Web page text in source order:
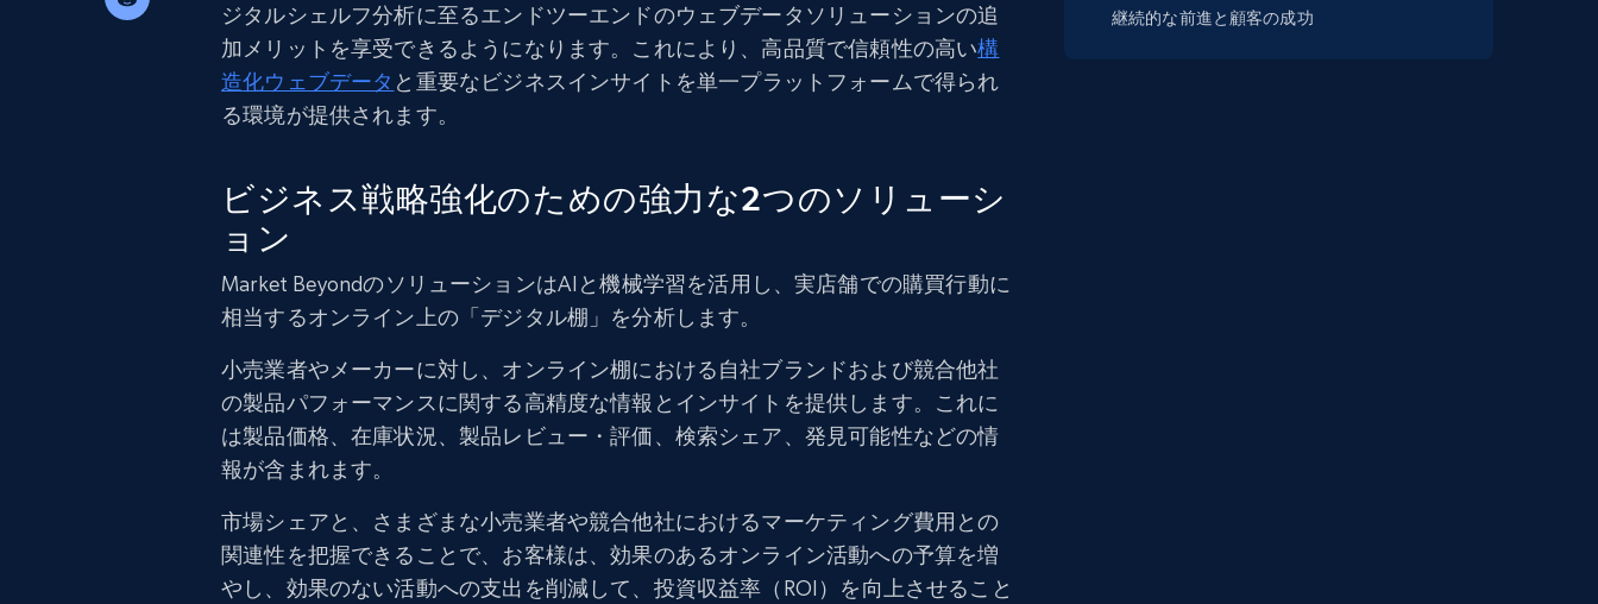
ジタルシェルフ分析に至るエンドツーエンドのウェブデータソリューションの追
加メリットを享受できるようになります。これにより、高品質で信頼性の高い構
造化ウェブデータ と重要なビジネスインサイトを単一プラットフォームで得られ
る環境が提供されます。
ビジネス戦略強化のための強力な2つのソリューシ
ョン
Market BeyondのソリューションはAIと機械学習を活用し、実店舗での購買行動に
相当するオンライン上の「デジタル棚」を分析します。
小売業者やメーカーに対し、オンライン棚における自社ブランドおよび競合他社
の製品パフォーマンスに関する高精度な情報とインサイトを提供します。これに
は製品価格、在庫状況、製品レビュー・評価、検索シェア、発見可能性などの情
報が含まれます。
市場シェアと、さまざまな小売業者や競合他社におけるマーケティング費用との
関連性を把握できることで、お客様は、効果のあるオンライン活動への予算を増
やし、効果のない活動への支出を削減して、投資収益率（ROI）を向上させること
継続的な前進と顧客の成功